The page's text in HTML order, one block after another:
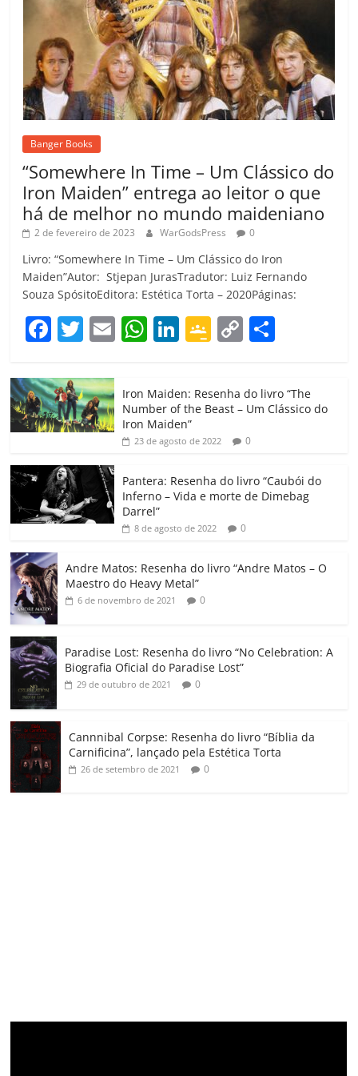
Banger Books
“Somewhere In Time – Um Clássico do
Iron Maiden” entrega ao leitor o que
há de melhor no mundo maideniano
2 de fevereiro de 2023 WarGodsPress 0
Livro: “Somewhere In Time – Um Clássico do Iron
Maiden”Autor: Stjepan JurasTradutor: Luiz Fernando
Souza SpósitoEditora: Estética Torta – 2020Páginas:
F
c
e
b
o
o
k
T
itt
er
E W
at
s
A
p
Li
e
dI
G
gl
e
Cl
a
ss
ro
o
C
p
y
Li
k
m
p
h
ar
Iron Maiden: Resenha do livro “The
Number of the Beast – Um Clássico do
Iron Maiden”
23 de agosto de 2022 0
Pantera: Resenha do livro “Caubói do
Inferno – Vida e morte de Dimebag
Darrel”
8 de agosto de 2022 0
Andre Matos: Resenha do livro “Andre Matos – O
Maestro do Heavy Metal”
6 de novembro de 2021 0
Paradise Lost: Resenha do livro “No Celebration: A
Biografia Oficial do Paradise Lost”
29 de outubro de 2021 0
Cannnibal Corpse: Resenha do livro “Bíblia da
Carnificina”, lançado pela Estética Torta
26 de setembro de 2021 0